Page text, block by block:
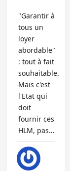
"Garantir à
tous un
loyer
abordable"
: tout à fait
souhaitable.
Mais c'est
l'Etat qui
doit
fournir ces
HLM, pas…